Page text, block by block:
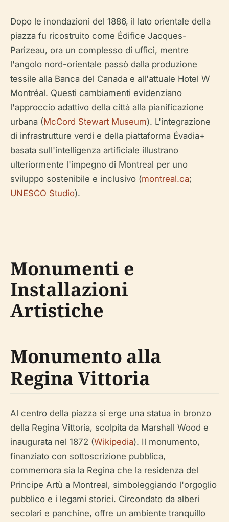
Dopo le inondazioni del 1886, il lato orientale della
piazza fu ricostruito come Édifice Jacques-
Parizeau, ora un complesso di uffici, mentre
l'angolo nord-orientale passò dalla produzione
tessile alla Banca del Canada e all'attuale Hotel W
Montréal. Questi cambiamenti evidenziano
l'approccio adattivo della città alla pianificazione
urbana (McCord Stewart Museum). L'integrazione
di infrastrutture verdi e della piattaforma Évadia+
basata sull'intelligenza artificiale illustrano
ulteriormente l'impegno di Montreal per uno
sviluppo sostenibile e inclusivo (montreal.ca;
UNESCO Studio).
Monumenti e
Installazioni
Artistiche
Monumento alla
Regina Vittoria
Al centro della piazza si erge una statua in bronzo
della Regina Vittoria, scolpita da Marshall Wood e
inaugurata nel 1872 (Wikipedia). Il monumento,
finanziato con sottoscrizione pubblica,
commemora sia la Regina che la residenza del
Principe Artù a Montreal, simboleggiando l'orgoglio
pubblico e i legami storici. Circondato da alberi
secolari e panchine, offre un ambiente tranquillo